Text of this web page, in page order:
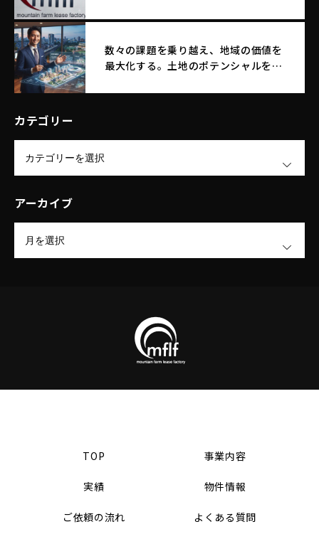
数々の課題を乗り越え、地域の価値を
最大化する。土地のポテンシャルを引
リー株式会社
カテゴリー
アーカイブ
TOP 事業内容
実績 物件情報
ご依頼の流れ よくある質問